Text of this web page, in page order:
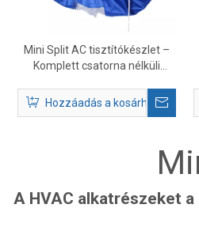
Mini Split AC tisztítókészlet –
Komplett csatorna nélküli
készlet
Hozzáadás a kosárhoz
A HVAC alkatrészeket